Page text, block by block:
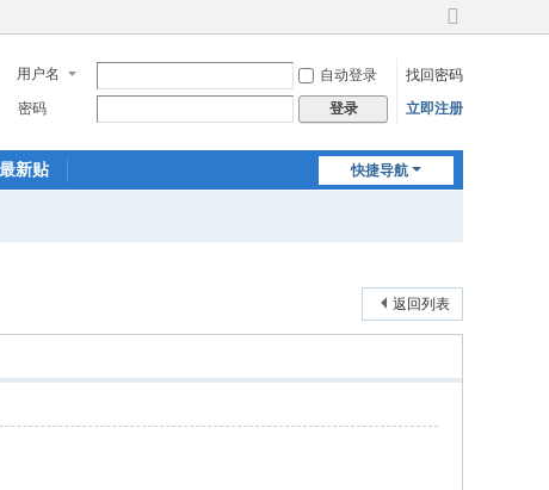
切
到
宽
用户名 自动登录
找回密码
密码
登录 立即注册
快捷导航
最新贴
返回列表